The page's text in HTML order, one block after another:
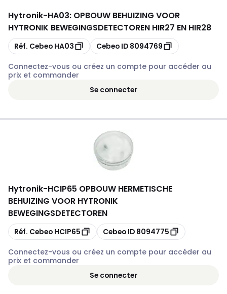
Hytronik-HA03: OPBOUW BEHUIZING VOOR
HYTRONIK BEWEGINGSDETECTOREN HIR27 EN HIR28
Copier
Réf. Cebeo HA03 Copier
Cebeo ID 8094769
Connectez-vous ou créez un compte pour accéder au
prix et commander
Se connecter
Hytronik-HCIP65 OPBOUW HERMETISCHE
BEHUIZING VOOR HYTRONIK
BEWEGINGSDETECTOREN
Copier
Réf. Cebeo HCIP65 Copier
Cebeo ID 8094775
Connectez-vous ou créez un compte pour accéder au
prix et commander
Se connecter